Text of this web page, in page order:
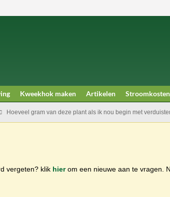
Kweekhok maken Artikelen Stroomkosten
Hoeveel gram van deze plant als ik nou begin met
vergeten? klik hierom een nieuwe aan te vragen.